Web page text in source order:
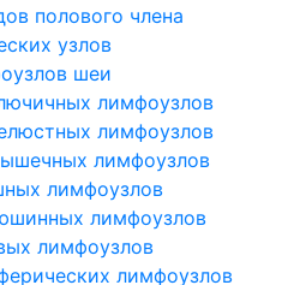
полового члена
узлов
шеи
лимфоузлов
лимфоузлов
лимфоузлов
лимфоузлов
лимфоузлов
лимфоузлов
лимфоузлов